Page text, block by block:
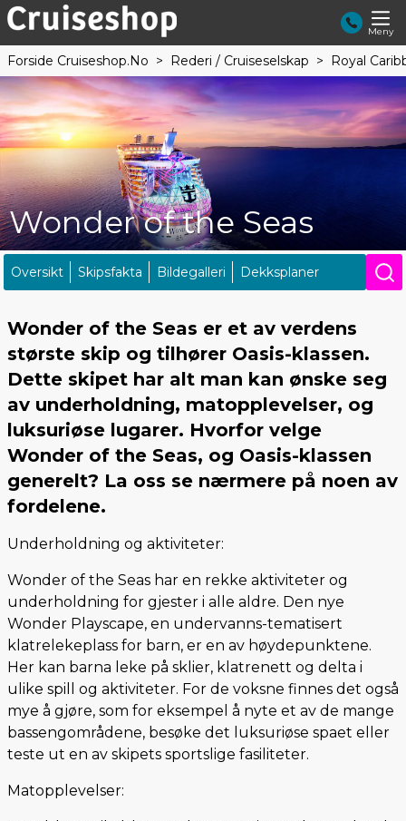
Meny
Forside Cruiseshop.no Rederi / Cruiseselskap Royal
Wonder of the Seas
Oversikt Skipsfakta Bildegalleri Dekksplaner
Wonder of the Seas er et av verdens
største skip og tilhører Oasis-klassen.
Dette skipet har alt man kan ønske seg
av underholdning, matopplevelser, og
luksuriøse lugarer. Hvorfor velge
Wonder of the Seas, og Oasis-klassen
generelt? La oss se nærmere på noen av
fordelene.
Underholdning og aktiviteter:
Wonder of the Seas har en rekke aktiviteter og
underholdning for gjester i alle aldre. Den nye
Wonder Playscape, en undervanns-tematisert
klatrelekeplass for barn, er en av høydepunktene.
Her kan barna leke på sklier, klatrenett og delta i
ulike spill og aktiviteter. For de voksne finnes det også
mye å gjøre, som for eksempel å nyte et av de mange
bassengområdene, besøke det luksuriøse spaet eller
teste ut en av skipets sportslige fasiliteter.
Matopplevelser: